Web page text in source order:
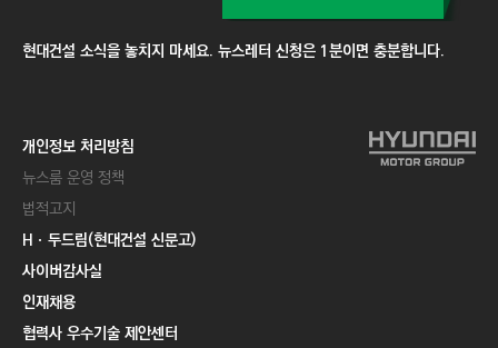
현대건설 소식을 놓치지 마세요. 뉴스레터 신청은 1분이면 충분합니다.
개인정보 처리방침
뉴스룸 운영 정책
법적고지
Hㆍ두드림(현대건설 신문고)
사이버감사실
인재채용
협력사 우수기술 제안센터